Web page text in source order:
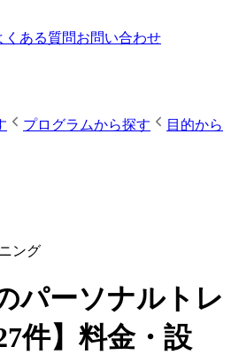
くある質問お問い合わせ
プログラムから探す
目的から
ング
パーソナルトレ
件】料金・設